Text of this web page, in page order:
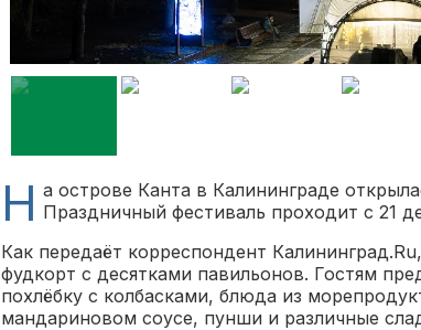
Н а острове Канта в Калининграде
Праздничный фестиваль проходит с 21
Как передаёт корреспондент
фудкорт с десятками павильонов. Гостям
похлёбку с колбасками, блюда из
мандариновом соусе, пунши и различные